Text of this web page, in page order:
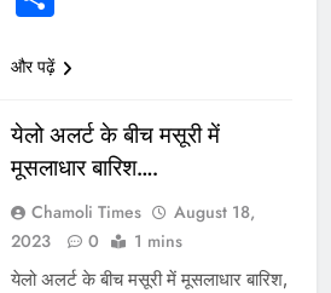
और पढ़ें
येलो अलर्ट के बीच मसूरी में
मूसलाधार बारिश….
Chamoli Times
August 18,
2023
0 1 mins
येलो अलर्ट के बीच मसूरी में मूसलाधार बारिश,